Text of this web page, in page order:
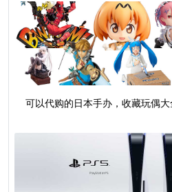
可以代购的日本手办，收藏玩偶大